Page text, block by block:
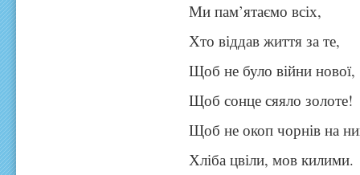
Ми пам’ятаємо всіх,
Хто віддав життя за те,
Щоб не було війни нової,
Щоб сонце сяяло золоте!
Щоб не окоп чорнів на
Хліба цвіли, мов килими.